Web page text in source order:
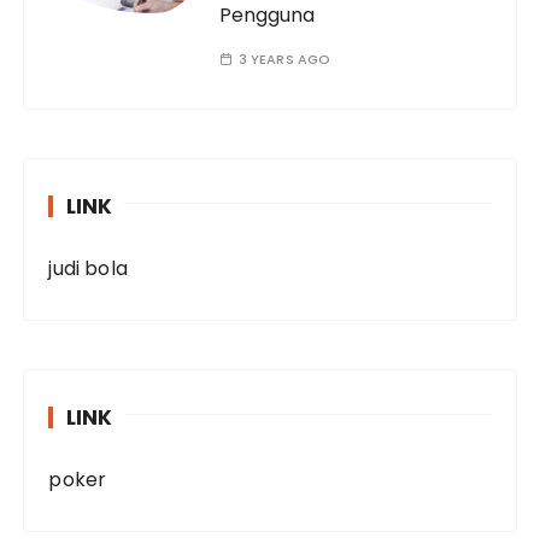
Pengguna
3 YEARS AGO
LINK
judi bola
LINK
poker